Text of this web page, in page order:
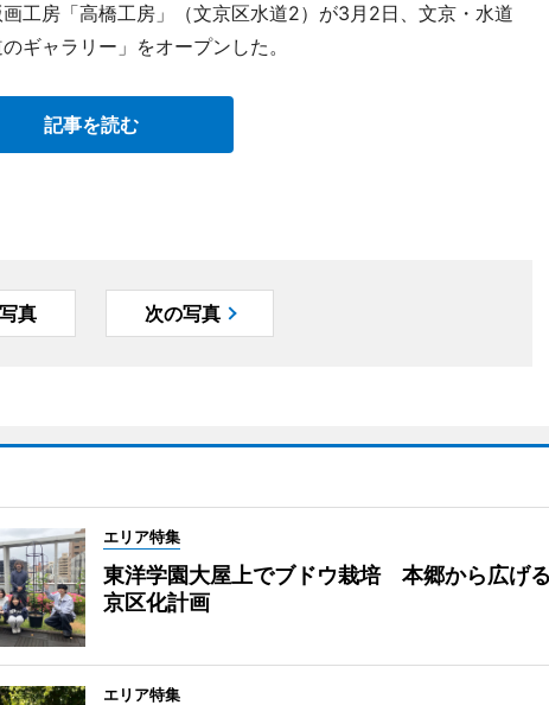
工房「高橋工房」（文京区水道2）が3月2日、文京・水道
ギャラリー」をオープンした。
記事を読む
真 次の写真
エリア特集
東洋学園大屋上でブドウ栽培 本郷から広げる
京区化計画
エリア特集